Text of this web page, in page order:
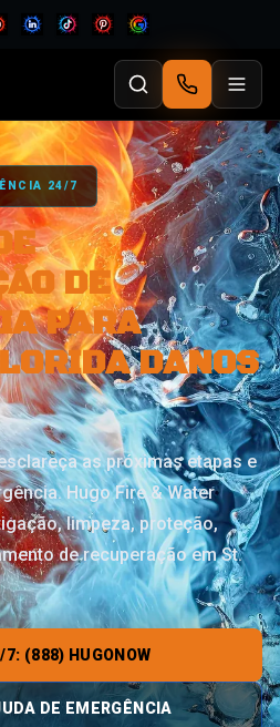
24/7
DE
PARA
DANOS
as próximas etapas e
Hugo Fire & Water
limpeza, proteção,
de recuperação em St.
7: (888) HUGONOW
DE EMERGÊNCIA